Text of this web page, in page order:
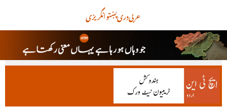
انگریزیپښتودریعربی